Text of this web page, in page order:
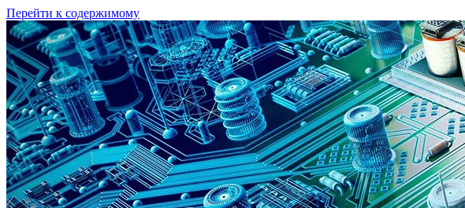
Перейти к содержимому